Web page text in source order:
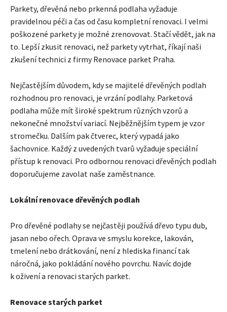
Parkety, dřevěná nebo prkenná podlaha vyžaduje
pravidelnou péči a čas od času kompletní renovaci. I velmi
poškozené parkety je možné zrenovovat. Stačí vědět, jak na
to. Lepší zkusit renovaci, než parkety vytrhat, říkají naši
zkušení technici z firmy Renovace parket Praha.
Nejčastějším důvodem, kdy se majitelé dřevěných podlah
rozhodnou pro renovaci, je vrzání podlahy. Parketová
podlaha může mít široké spektrum různých vzorů a
nekonečné množství variací. Nejběžnějším typem je vzor
stromečku. Dalším pak čtverec, který vypadá jako
šachovnice. Každý z uvedených tvarů vyžaduje speciální
přístup k renovaci. Pro odbornou renovaci dřevěných podlah
doporučujeme zavolat naše zaměstnance.
Lokální renovace dřevěných podlah
Pro dřevěné podlahy se nejčastěji používá dřevo typu dub,
jasan nebo ořech. Oprava ve smyslu korekce, lakován,
tmelení nebo drátkování, není z hlediska financí tak
náročná, jako pokládání nového povrchu. Navíc dojde
k oživení a renovaci starých parket.
Renovace starých parket